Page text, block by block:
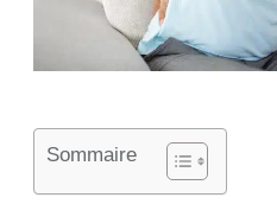
Sommaire